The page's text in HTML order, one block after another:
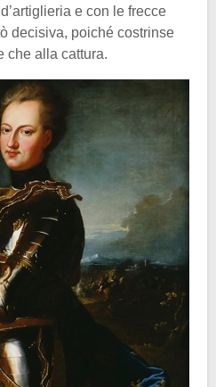
e con le frecce
decisiva, poiché costrinse
che alla cattura.